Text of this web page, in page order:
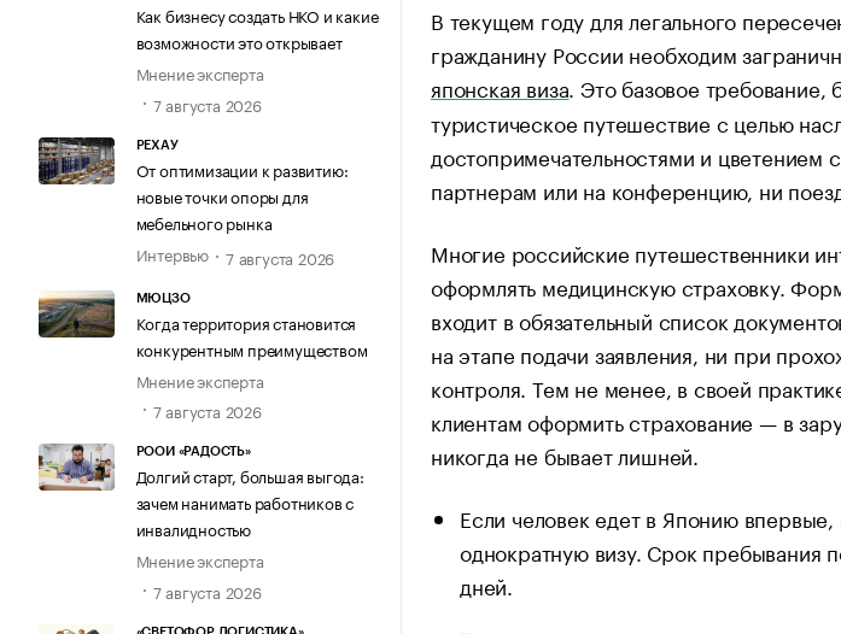
Как бизнесу создать НКО и какие
возможности это открывает
Мнение эксперта
7 августа 2026
РЕХАУ
От оптимизации к развитию:
новые точки опоры для
мебельного рынка
Интервью
7 августа 2026
МЮЦЗО
Когда территория становится
конкурентным преимуществом
Мнение эксперта
7 августа 2026
РООИ «РАДОСТЬ»
Долгий старт, большая выгода:
зачем нанимать работников с
инвалидностью
Мнение эксперта
7 августа 2026
В текущем году для легального
гражданину России необходим
японская виза . Это базовое
туристическое путешествие с целью
достопримечательностями и цветением
партнерам или на конференцию, ни
Многие российские путешественники
оформлять медицинскую страховку.
входит в обязательный список
на этапе подачи заявления, ни при
контроля. Тем не менее, в своей
клиентам оформить страхование — в
никогда не бывает лишней.
Если человек едет в Японию
однократную визу. Срок пребывания
дней.